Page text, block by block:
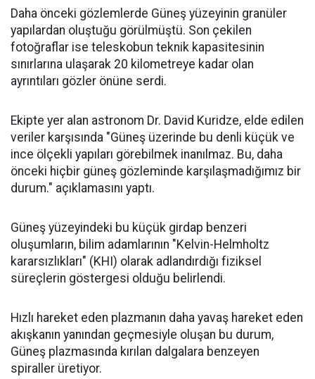
Daha önceki gözlemlerde Güneş yüzeyinin granüler
yapılardan oluştuğu görülmüştü. Son çekilen
fotoğraflar ise teleskobun teknik kapasitesinin
sınırlarına ulaşarak 20 kilometreye kadar olan
ayrıntıları gözler önüne serdi.
Ekipte yer alan astronom Dr. David Kuridze, elde edilen
veriler karşısında "Güneş üzerinde bu denli küçük ve
ince ölçekli yapıları görebilmek inanılmaz. Bu, daha
önceki hiçbir güneş gözleminde karşılaşmadığımız bir
durum." açıklamasını yaptı.
Güneş yüzeyindeki bu küçük girdap benzeri
oluşumların, bilim adamlarının "Kelvin-Helmholtz
kararsızlıkları" (KHI) olarak adlandırdığı fiziksel
süreçlerin göstergesi olduğu belirlendi.
Hızlı hareket eden plazmanın daha yavaş hareket eden
akışkanın yanından geçmesiyle oluşan bu durum,
Güneş plazmasında kırılan dalgalara benzeyen
spiraller üretiyor.